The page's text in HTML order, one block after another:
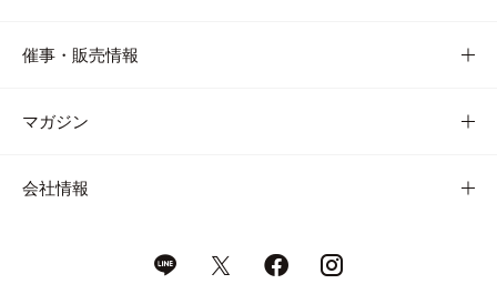
催事・販売情報
マガジン
会社情報